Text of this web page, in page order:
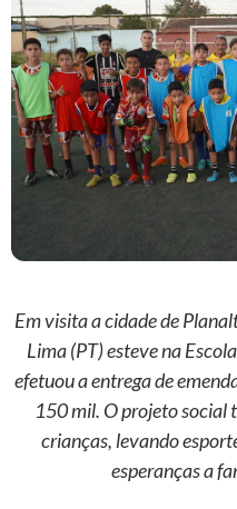
Em visita a cidade de
Lima (PT) esteve na
efetuou a entrega de
150 mil. O projeto social
crianças, levando
esperanças a